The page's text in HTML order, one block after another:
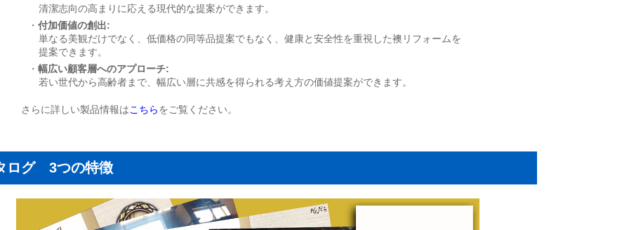
清潔志向の高まりに応える現代的な提案ができます。
・付加価値の創出:
単なる美観だけでなく、低価格の同等品提案でもなく、健康と安全性を重視した襖リフォームを
提案できます。
・幅広い顧客層へのアプローチ:
若い世代から高齢者まで、幅広い層に共感を得られる考え方の価値提案ができます。
さらに詳しい製品情報はこちらをご覧ください。
ログ 3つの特徴